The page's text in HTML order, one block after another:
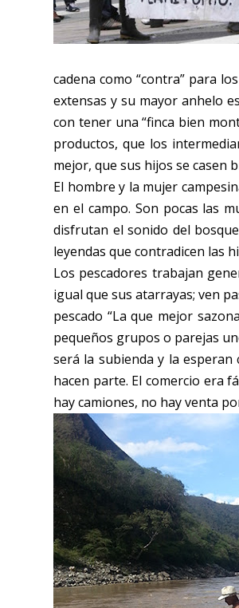
cadena como “contra” para
extensas y su mayor anhelo
con tener una “finca bien
productos, que los
mejor, que sus hijos se casen
El hombre y la mujer
en el campo. Son pocas las
disfrutan el sonido del
leyendas que contradicen las
Los pescadores trabajan
igual que sus atarrayas; ven
pescado “La que mejor
pequeños grupos o parejas
será la subienda y la esperan
hacen parte. El comercio era
hay camiones, no hay venta